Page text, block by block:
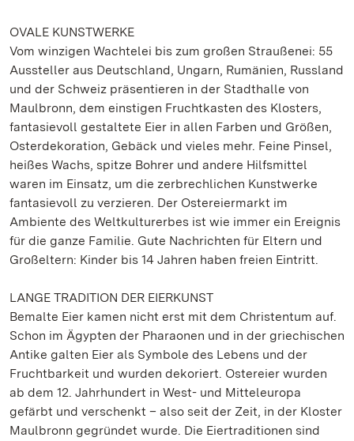
OVALE KUNSTWERKE
Vom winzigen Wachtelei bis zum großen Straußenei: 55
Aussteller aus Deutschland, Ungarn, Rumänien, Russland
und der Schweiz präsentieren in der Stadthalle von
Maulbronn, dem einstigen Fruchtkasten des Klosters,
fantasievoll gestaltete Eier in allen Farben und Größen,
Osterdekoration, Gebäck und vieles mehr. Feine Pinsel,
heißes Wachs, spitze Bohrer und andere Hilfsmittel
waren im Einsatz, um die zerbrechlichen Kunstwerke
fantasievoll zu verzieren. Der Ostereiermarkt im
Ambiente des Weltkulturerbes ist wie immer ein Ereignis
für die ganze Familie. Gute Nachrichten für Eltern und
Großeltern: Kinder bis 14 Jahren haben freien Eintritt.
LANGE TRADITION DER EIERKUNST
Bemalte Eier kamen nicht erst mit dem Christentum auf.
Schon im Ägypten der Pharaonen und in der griechischen
Antike galten Eier als Symbole des Lebens und der
Fruchtbarkeit und wurden dekoriert. Ostereier wurden
ab dem 12. Jahrhundert in West- und Mitteleuropa
gefärbt und verschenkt – also seit der Zeit, in der Kloster
Maulbronn gegründet wurde. Die Eiertraditionen sind